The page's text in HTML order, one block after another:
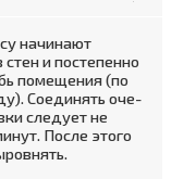
начинают
и постепенно
по­мещения (по
Соединять оче­
следует не
После этого